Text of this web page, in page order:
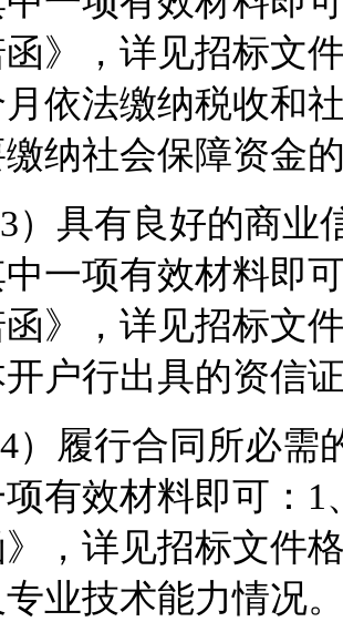
》，详见招标文
依法缴纳税收和
纳社会保障资金
3）具有良好的商业
一项有效材料即
》，详见招标文
户行出具的资信证
4）履行合同所必需
有效材料即可：
，详见招标文件
业技术能力情况。